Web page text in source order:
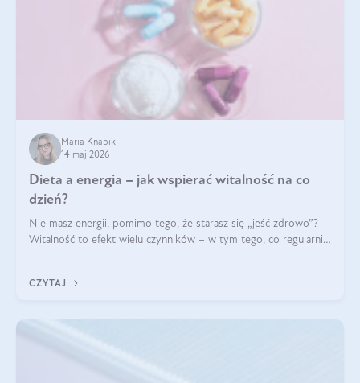
Maria Knapik
14 maj 2026
Dieta a energia – jak wspierać witalność na co
dzień?
Nie masz energii, pomimo tego, że starasz się „jeść zdrowo”?
Witalność to efekt wielu czynników – w tym tego, co regularnie
CZYTAJ